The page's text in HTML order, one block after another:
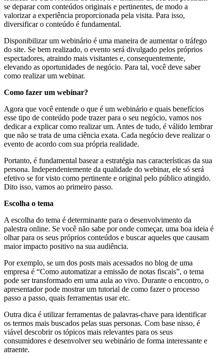
se deparar com conteúdos originais e pertinentes, de modo a
valorizar a experiência proporcionada pela visita. Para isso,
diversificar o conteúdo é fundamental.
Disponibilizar um webinário é uma maneira de aumentar o tráfego
do site. Se bem realizado, o evento será divulgado pelos próprios
espectadores, atraindo mais visitantes e, consequentemente,
elevando as oportunidades de negócio. Para tal, você deve saber
como realizar um webinar.
Como fazer um webinar?
Agora que você entende o que é um webinário e quais benefícios
esse tipo de conteúdo pode trazer para o seu negócio, vamos nos
dedicar a explicar como realizar um. Antes de tudo, é válido lembrar
que não se trata de uma ciência exata. Cada negócio deve realizar o
evento de acordo com sua própria realidade.
Portanto, é fundamental basear a estratégia nas características da sua
persona. Independentemente da qualidade do webinar, ele só será
efetivo se for visto como pertinente e original pelo público atingido.
Dito isso, vamos ao primeiro passo.
Escolha o tema
A escolha do tema é determinante para o desenvolvimento da
palestra online. Se você não sabe por onde começar, uma boa ideia é
olhar para os seus próprios conteúdos e buscar aqueles que causam
maior impacto positivo na sua audiência.
Por exemplo, se um dos posts mais acessados no blog de uma
empresa é “Como automatizar a emissão de notas fiscais”, o tema
pode ser transformado em uma aula ao vivo. Durante o encontro, o
apresentador pode mostrar um tutorial de como fazer o processo
passo a passo, quais ferramentas usar etc.
Outra dica é utilizar ferramentas de palavras-chave para identificar
os termos mais buscados pelas suas personas. Com base nisso, é
viável descobrir os tópicos mais relevantes para os seus
consumidores e desenvolver seu webinário de forma interessante e
atraente.